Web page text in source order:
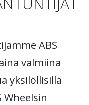
ABS
valmiina
yksilöllisillä
Wheelsin